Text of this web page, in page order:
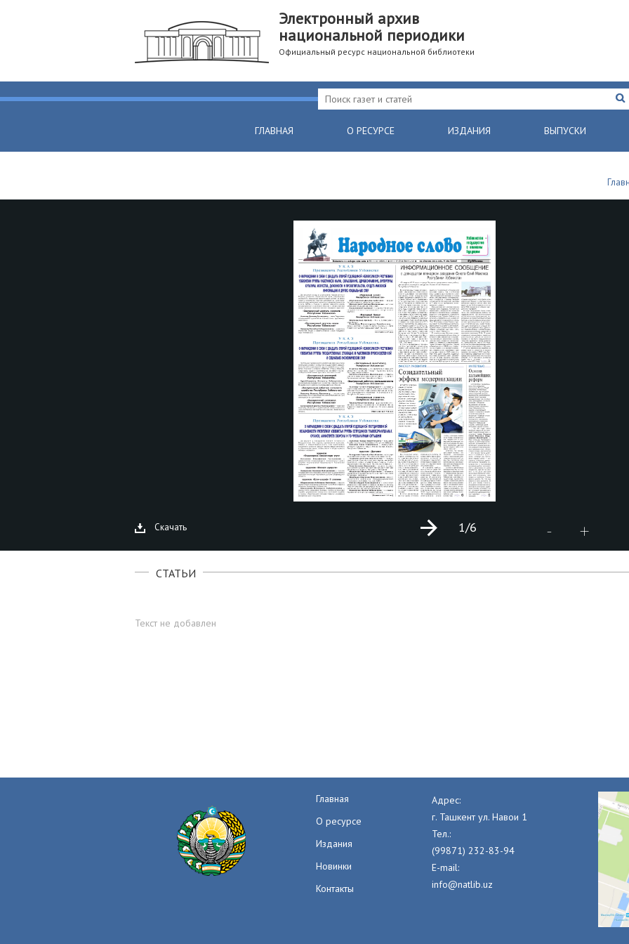
Электронный архив
национальной периодики
Официальный ресурс национальной библиотеки
ГЛАВНАЯ О РЕСУРСЕ ИЗДАНИЯ ВЫПУСКИ
Скачать - +
1/6
СТАТЬИ
Текст не добавлен
Главная
О ресурсе
Издания
Новинки
Контакты
Адрес:
г. Ташкент ул. Навои 1
Тел.:
(99871) 232-83-94
E-mail:
info@natlib.uz